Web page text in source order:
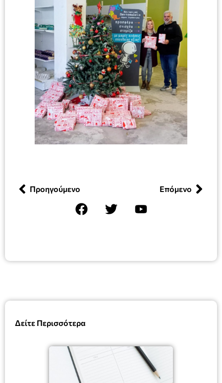
Δείτε Περισσότερα
Προηγούμενο Επόμενο